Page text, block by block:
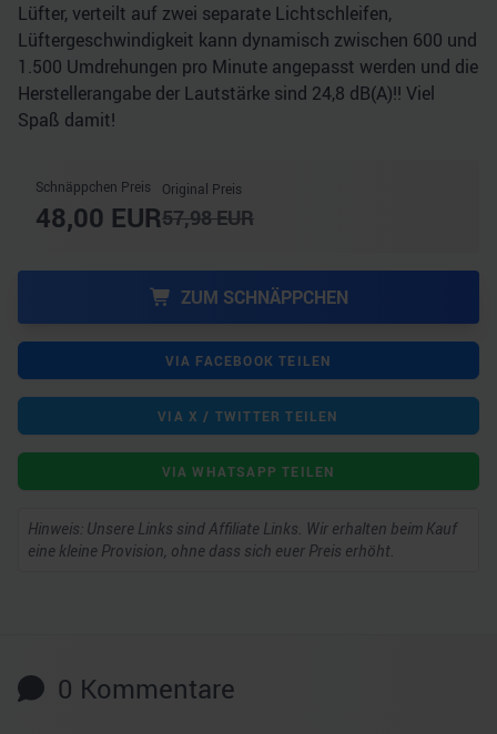
Lüfter, verteilt auf zwei separate Lichtschleifen,
Lüftergeschwindigkeit kann dynamisch zwischen 600 und
1.500 Umdrehungen pro Minute angepasst werden und die
Herstellerangabe der Lautstärke sind 24,8 dB(A)!! Viel
Spaß damit!
Schnäppchen Preis
48,00 EUR
Original Preis
57,98EUR
ZUM SCHNÄPPCHEN
VIA FACEBOOK TEILEN
VIA X / TWITTER TEILEN
VIA WHATSAPP TEILEN
Hinweis: Unsere Links sind Affiliate Links. Wir erhalten beim Kauf
eine kleine Provision, ohne dass sich euer Preis erhöht.
0 Kommentare